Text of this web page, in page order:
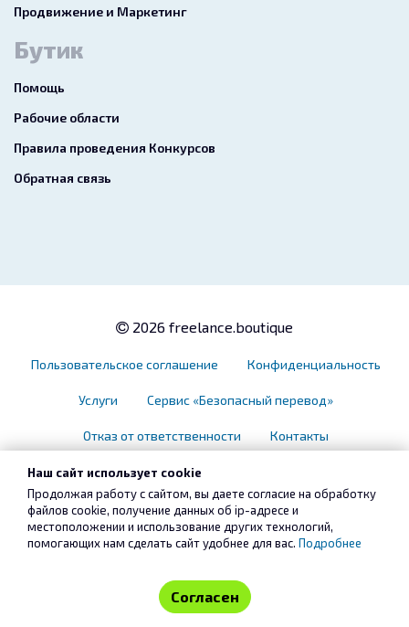
Продвижение и Маркетинг
Бутик
Помощь
Рабочие области
Правила проведения Конкурсов
Обратная связь
2026 freelance.boutique
Пользовательское соглашение Конфиденциальность
Услуги Сервис «Безопасный перевод»
Отказ от ответственности Контакты
Наш сайт использует cookie
Продолжая работу с сайтом, вы даете согласие на обработку
файлов cookie, получение данных об ip-адресе и
местоположении и использование других технологий,
помогающих нам сделать сайт удобнее для вас. Подробнее
Согласен